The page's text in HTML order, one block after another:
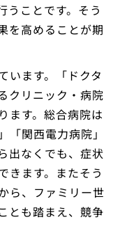
うことです。そう
を高めることが期
います。「ドクタ
クリニック・病院
ます。総合病院は
「関西電力病院」
出なくでも、症状
きます。またそう
ら、ファミリー世
とも踏まえ、競争